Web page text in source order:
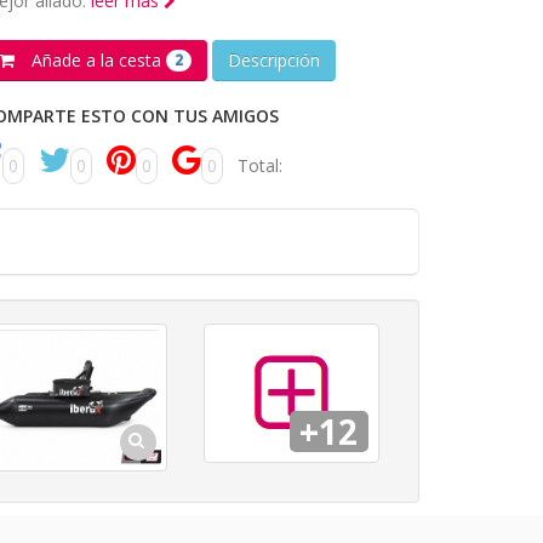
Añade a la cesta 2 Descripción
ESTO CON TUS AMIGOS
0 0 0 0 Total:
+12